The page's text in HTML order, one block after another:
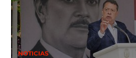
NOTICIAS